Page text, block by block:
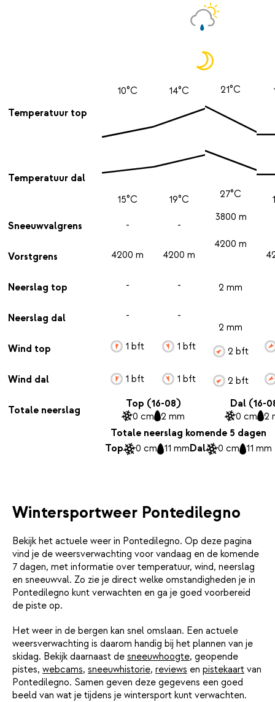
Temperatuur top
Temperatuur dal
Sneeuwvalgrens
Vorstgrens
Neerslag top
Neerslag dal
Wind top
Wind dal
Totale neerslag
10°C
15°C
-
4200 m
-
-
1 bft
1 bft
14°C
19°C
-
4200 m
-
-
1 bft
1 bft
21°C
27°C
3800 m
4200 m
2 mm
2 mm
2 bft
2 bft
Top (16-08)
0 cm 2 mm
Dal (16-
0 cm 2
Totale neerslag komende 5 dagen
Top
0 cm 11 mmDal 0 cm 11 mm
Wintersportweer Pontedilegno
Bekijk het actuele weer in Pontedilegno. Op deze pagina
vind je de weersverwachting voor vandaag en de komende
7 dagen, met informatie over temperatuur, wind, neerslag
en sneeuwval. Zo zie je direct welke omstandigheden je in
Pontedilegno kunt verwachten en ga je goed voorbereid
de piste op.
Het weer in de bergen kan snel omslaan. Een actuele
weersverwachting is daarom handig bij het plannen van je
skidag. Bekijk daarnaast de sneeuwhoogte, geopende
pistes, webcams, sneeuwhistorie, reviews en pistekaart van
Pontedilegno. Samen geven deze gegevens een goed
beeld van wat je tijdens je wintersport kunt verwachten.